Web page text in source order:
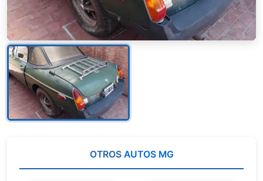
OTROS AUTOS MG